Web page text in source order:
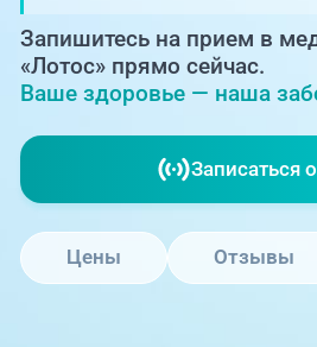
+7 (351) 220-00-
Запишитесь на прием в
«Лотос» прямо сейчас.
Ваше здоровье — наша
Записаться
Цены Отзывы